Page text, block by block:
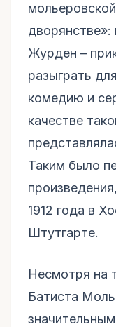
дворянстве»:
Журден –
разыграть
комедию и
качестве
Таким было
1912 года в
Штутгарте.
Несмотря на
Батиста